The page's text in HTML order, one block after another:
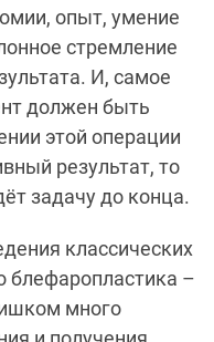
опыт, умение
стремление
И, самое
должен быть
этой операции
результат, то
задачу до конца.
классических
блефаропластика –
много